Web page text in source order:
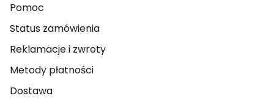
Pomoc
Status zamówienia
Reklamacje i zwroty
Metody płatności
Dostawa